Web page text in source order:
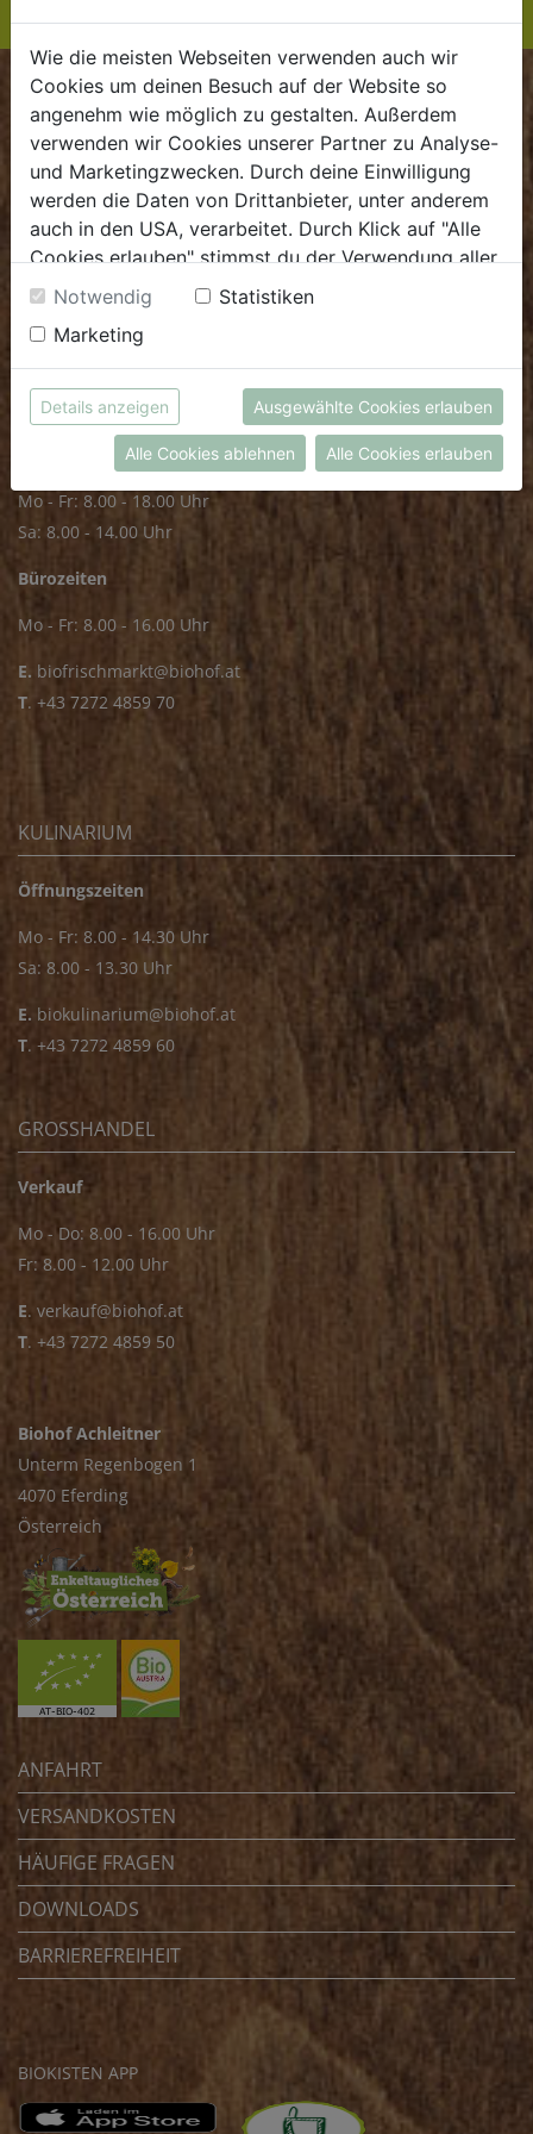
BIOKISTE
Kundenservice
Mo - Do: 8.00 - 16.00 Uhr
Fr: 8.00 - 15.00 Uhr
+43 7272 2597
FRISCHMARKT
Öffnungszeiten
Mo - Fr: 8.00 - 18.00 Uhr
Sa: 8.00 - 14.00 Uhr
Bürozeiten
Mo - Fr: 8.00 - 16.00 Uhr
E. biofrischmarkt@biohof.at
T. +43 7272 4859 70
KULINARIUM
Öffnungszeiten
Mo - Fr: 8.00 - 14.30 Uhr
Sa: 8.00 - 13.30 Uhr
E. biokulinarium@biohof.at
T. +43 7272 4859 60
GROSSHANDEL
Verkauf
Mo - Do: 8.00 - 16.00 Uhr
Fr: 8.00 - 12.00 Uhr
E. verkauf@biohof.at
T. +43 7272 4859 50
Biohof Achleitner
Unterm Regenbogen 1
4070 Eferding
Österreich
ANFAHRT
VERSANDKOSTEN
HÄUFIGE FRAGEN
DOWNLOADS
BARRIEREFREIHEIT
BIOKISTEN APP
Wie die meisten Webseiten verwenden auch wir
Cookies um deinen Besuch auf der Website so
angenehm wie möglich zu gestalten. Außerdem
verwenden wir Cookies unserer Partner zu Analyse-
und Marketingzwecken. Durch deine Einwilligung
werden die Daten von Drittanbieter, unter anderem
auch in den USA, verarbeitet. Durch Klick auf "Alle
Cookies erlauben" stimmst du der Verwendung aller
Cookies zu. Unter "Details anzeigen" findest du alle
Infos zu den unterschiedlichen Cookies, du kannst
auch entscheiden, welche Cookies du erlauben
möchtest.
Weitere Informationen findest du in unserer
Datenschutzerklärungbzw. imImpressum
Notwendig
Statistiken
Marketing
Details anzeigen Ausgewählte Cookies erlauben
Alle Cookies ablehnen Alle Cookies erlauben